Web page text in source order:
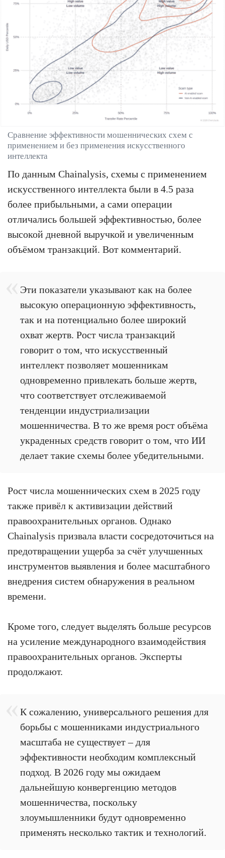
Сравнение эффективности мошеннических схем с
применением и без применения искусственного
интеллекта
По данным Chainalysis, схемы с применением
искусственного интеллекта были в 4.5 раза
более прибыльными, а сами операции
отличались большей эффективностью, более
высокой дневной выручкой и увеличенным
объёмом транзакций. Вот комментарий.
Эти показатели указывают как на более
высокую операционную эффективность,
так и на потенциально более широкий
охват жертв. Рост числа транзакций
говорит о том, что искусственный
интеллект позволяет мошенникам
одновременно привлекать больше жертв,
что соответствует отслеживаемой
тенденции индустриализации
мошенничества. В то же время рост объёма
украденных средств говорит о том, что ИИ
делает такие схемы более убедительными.
Рост числа мошеннических схем в 2025 году
также привёл к активизации действий
правоохранительных органов. Однако
Chainalysis призвала власти сосредоточиться на
предотвращении ущерба за счёт улучшенных
инструментов выявления и более масштабного
внедрения систем обнаружения в реальном
времени.
Кроме того, следует выделять больше ресурсов
на усиление международного взаимодействия
правоохранительных органов. Эксперты
продолжают.
К сожалению, универсального решения для
борьбы с мошенниками индустриального
масштаба не существует – для
эффективности необходим комплексный
подход. В 2026 году мы ожидаем
дальнейшую конвергенцию методов
мошенничества, поскольку
злоумышленники будут одновременно
применять несколько тактик и технологий.